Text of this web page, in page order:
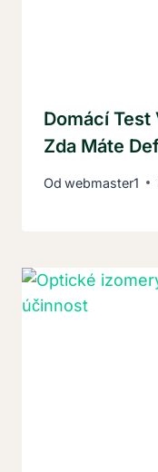
Domácí
Zda Máte
Od webmaster1